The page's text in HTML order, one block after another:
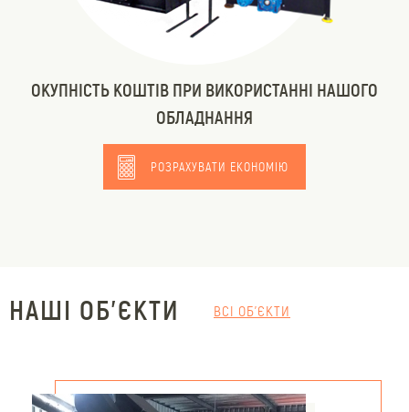
ОКУПНІСТЬ КОШТІВ ПРИ ВИКОРИСТАННІ НАШОГО
ОБЛАДНАННЯ
РОЗРАХУВАТИ ЕКОНОМІЮ
НАШІ ОБ'ЄКТИ ВСІ ОБ'ЄКТИ